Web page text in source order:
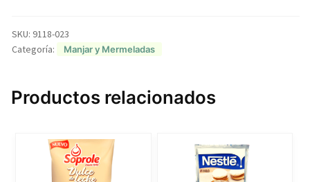
SKU: 9118-023
Categoría:
Manjar y Mermeladas
Productos relacionados